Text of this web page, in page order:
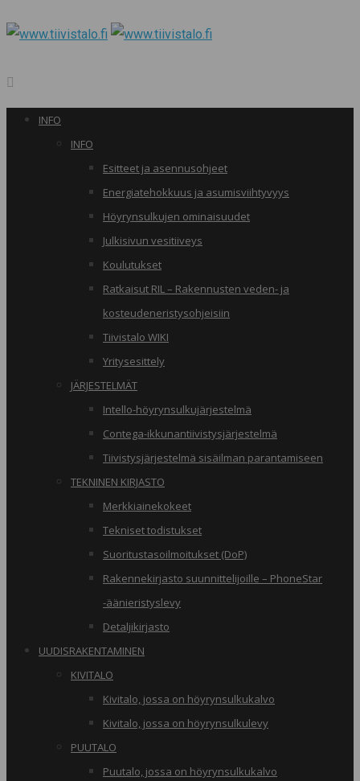
INFO
INFO
Esitteet ja asennusohjeet
Energiatehokkuus ja asumisviihtyvyys
Höyrynsulkujen ominaisuudet
Julkisivun vesitiiveys
Koulutukset
Ratkaisut RIL – Rakennusten veden- ja
kosteudeneristysohjeisiin
Tiivistalo WIKI
Yritysesittely
JÄRJESTELMÄT
Intello-höyrynsulkujärjestelmä
Contega-ikkunantiivistysjärjestelmä
Tiivistysjärjestelmä sisäilman parantamiseen
TEKNINEN KIRJASTO
Merkkiainekokeet
Tekniset todistukset
Suoritustasoilmoitukset (DoP)
Rakennekirjasto suunnittelijoille – PhoneStar
-äänieristyslevy
Detaljikirjasto
UUDISRAKENTAMINEN
KIVITALO
Kivitalo, jossa on höyrynsulkukalvo
Kivitalo, jossa on höyrynsulkulevy
PUUTALO
Puutalo, jossa on höyrynsulkukalvo